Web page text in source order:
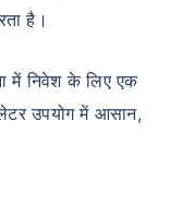
है।
में निवेश के लिए एक
उपयोग में आसान,